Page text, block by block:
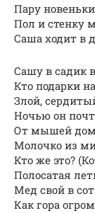
Пару
Пол и стенку
Саша ходит в
Сашу в садик
Кто подарки
Злой,
Ночью он
От мышей дом
Молочко из
Кто же это?
Полосатая
Мед свой в
Как гора